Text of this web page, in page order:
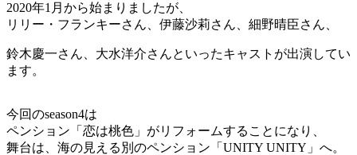
2020年1月から始まりましたが、
リリー・フランキーさん、伊藤沙莉さん、細野晴臣さん、
鈴木慶一さん、大水洋介さんといったキャストが出演してい
ます。
今回のseason4は
ペンション「恋は桃色」がリフォームすることになり、
舞台は、海の見える別のペンション「UNITY UNITY」へ。